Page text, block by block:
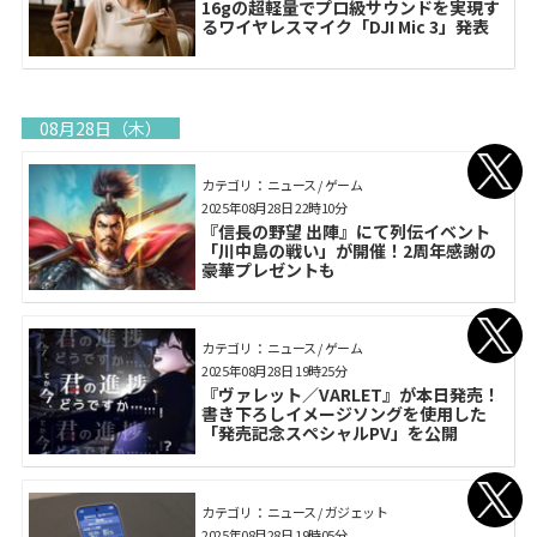
16gの超軽量でプロ級サウンドを実現す
るワイヤレスマイク「DJI Mic 3」発表
08月28日（木）
カテゴリ： ニュース / ゲーム
『信長の野望 出陣』にて列伝イベント
「川中島の戦い」が開催！2周年感謝の
豪華プレゼントも
2025年08月28日 22時10分
カテゴリ： ニュース / ゲーム
『ヴァレット／VARLET』が本日発売！
書き下ろしイメージソングを使用した
「発売記念スペシャルPV」を公開
2025年08月28日 19時25分
カテゴリ： ニュース / ガジェット